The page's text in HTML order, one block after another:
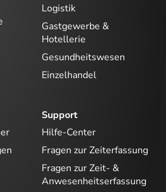
Logistik
Gastgewerbe &
Hotellerie
Gesundheitswesen
Einzelhandel
Support
Hilfe-Center
Fragen zur Zeiterfassung
Fragen zur Zeit- &
Anwesenheitserfassung